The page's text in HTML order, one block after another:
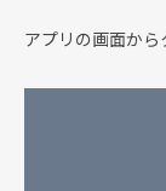
アプリの画面から